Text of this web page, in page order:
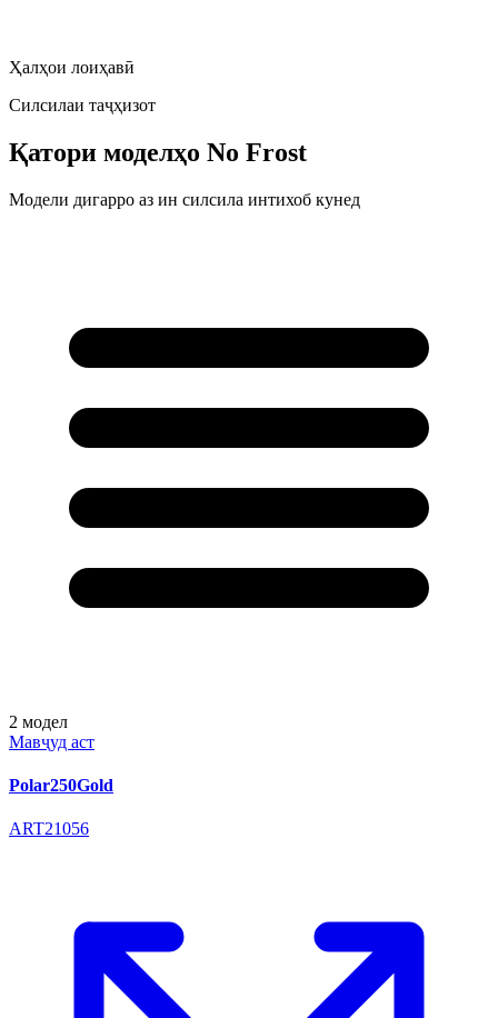
Ҳалҳои лоиҳавӣ
Силсилаи таҷҳизот
Қатори моделҳо No Frost
Модели дигарро аз ин силсила интихоб кунед
2 модел
Мавҷуд аст
Polar250Gold
ART21056